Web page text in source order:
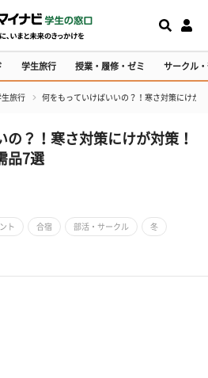
学生旅行 授業・履修・ゼミ サークル
生旅行 何をもっていけばいいの？！寒さ対策にけが
？！寒さ対策にけが対策！
品7選
ト 合宿 部活・サークル 冬